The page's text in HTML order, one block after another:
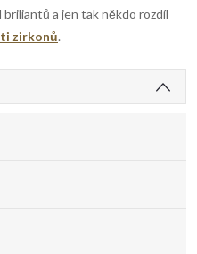
briliantů a jen tak někdo rozdíl
zirkonů.